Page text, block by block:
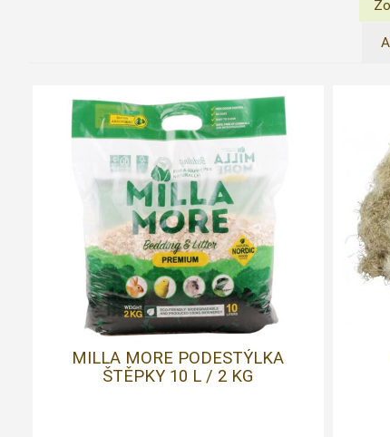
MILLA MORE PODESTÝLKA
ŠTĚPKY 10 L / 2 KG